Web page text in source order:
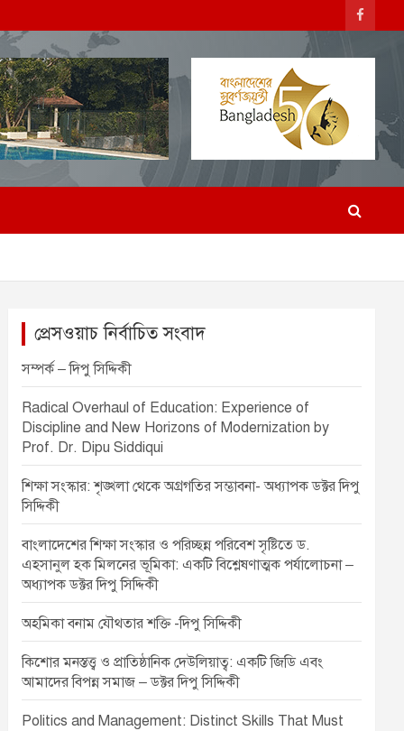
প্রেসওয়াচ নির্বাচিত সংবাদ
সম্পর্ক – দিপু সিদ্দিকী
Radical Overhaul of Education: Experience of
Discipline and New Horizons of Modernization by
Prof. Dr. Dipu Siddiqui
শিক্ষা সংস্কার: শৃঙ্খলা থেকে অগ্রগতির সম্ভাবনা- অধ্যাপক ডক্টর দিপু
সিদ্দিকী
বাংলাদেশের শিক্ষা সংস্কার ও পরিচ্ছন্ন পরিবেশ সৃষ্টিতে ড.
এহসানুল হক মিলনের ভূমিকা: একটি বিশ্লেষণাত্মক পর্যালোচনা –
অধ্যাপক ডক্টর দিপু সিদ্দিকী
অহমিকা বনাম যৌথতার শক্তি -দিপু সিদ্দিকী
কিশোর মনস্তত্ত্ব ও প্রাতিষ্ঠানিক দেউলিয়াত্ব: একটি জিডি এবং
আমাদের বিপন্ন সমাজ – ডক্টর দিপু সিদ্দিকী
Politics and Management: Distinct Skills That Must